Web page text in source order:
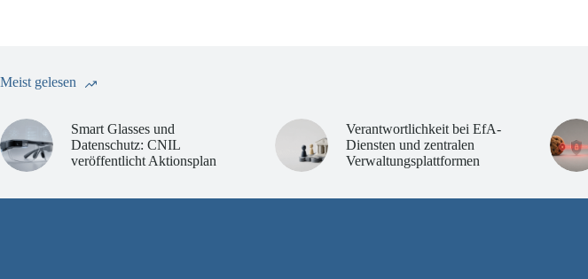
Meist gelesen
Smart Glasses und
Datenschutz: CNIL
veröffentlicht Aktionsplan
Verantwortlichkeit bei EfA-
Diensten und zentralen
Verwaltungsplattformen